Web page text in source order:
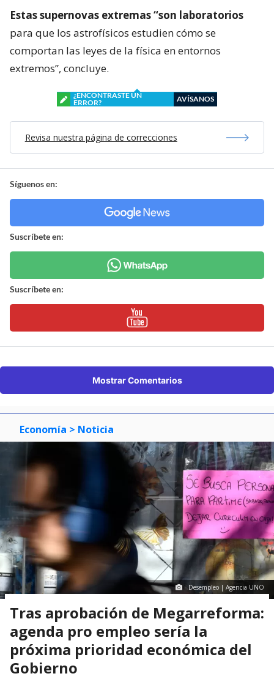
Estas supernovas extremas “son laboratorios
para que los astrofísicos estudien cómo se
comportan las leyes de la física en entornos
extremos”, concluye.
¿ENCONTRASTE UN
ERROR?
AVÍSANOS
Revisa nuestra página de correcciones
Síguenos en:
Suscríbete en:
Suscríbete en:
Mostrar Comentarios
Economía > Noticia
Desempleo | Agencia UNO
Tras aprobación de Megarreforma:
agenda pro empleo sería la
próxima prioridad económica del
Gobierno